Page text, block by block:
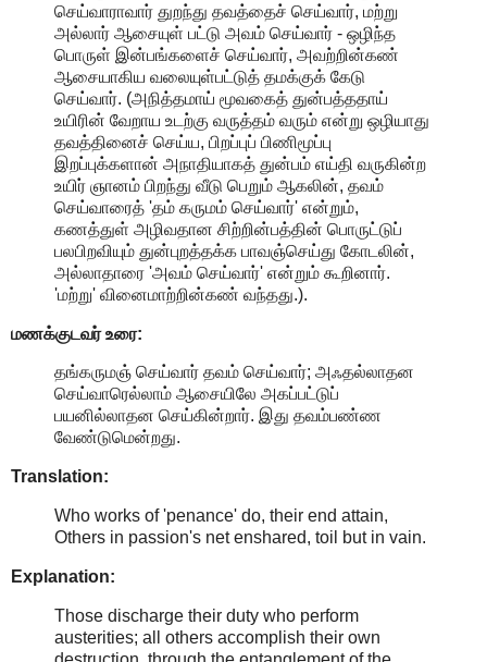
செய்வாராவார் துறந்து தவத்தைச் செய்வார், மற்று
அல்லார் ஆசையுள் பட்டு அவம் செய்வார் - ஒழிந்த
பொருள் இன்பங்களைச் செய்வார், அவற்றின்கண்
ஆசையாகிய வலையுள்பட்டுத் தமக்குக் கேடு
செய்வார். (அநித்தமாய் மூவகைத் துன்பத்ததாய்
உயிரின் வேறாய உடற்கு வருத்தம் வரும் என்று ஒழியாது
தவத்தினைச் செய்ய, பிறப்புப் பிணிமூப்பு
இறப்புக்களான் அநாதியாகத் துன்பம் எய்தி வருகின்ற
உயிர் ஞானம் பிறந்து வீடு பெறும் ஆகலின், தவம்
செய்வாரைத் 'தம் கருமம் செய்வார்' என்றும்,
கணத்துள் அழிவதான சிற்றின்பத்தின் பொருட்டுப்
பலபிறவியும் துன்புறத்தக்க பாவஞ்செய்து கோடலின்,
அல்லாதாரை 'அவம் செய்வார்' என்றும் கூறினார்.
'மற்று' வினைமாற்றின்கண் வந்தது.).
மணக்குடவர் உரை:
தங்கருமஞ் செய்வார் தவம் செய்வார்; அஃதல்லாதன
செய்வாரெல்லாம் ஆசையிலே அகப்பட்டுப்
பயனில்லாதன செய்கின்றார். இது தவம்பண்ண
வேண்டுமென்றது.
Translation:
Who works of 'penance' do, their end attain,
Others in passion's net enshared, toil but in vain.
Explanation:
Those discharge their duty who perform
austerities; all others accomplish their own